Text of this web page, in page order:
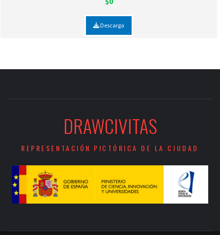
Descarga
DRAWCIVITAS
REPRESENTACIÓN PICTÓRICA DE LA CIUDAD